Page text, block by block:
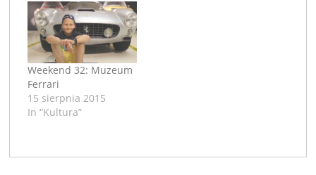
Weekend 32: Muzeum
Ferrari
15 sierpnia 2015
In “Kultura”